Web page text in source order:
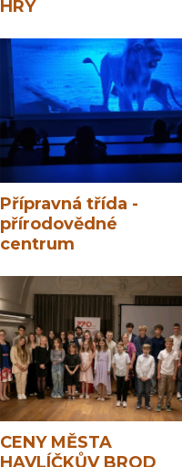
HRY
Přípravná třída -
přírodovědné
centrum
CENY MĚSTA
HAVLÍČKŮV BROD